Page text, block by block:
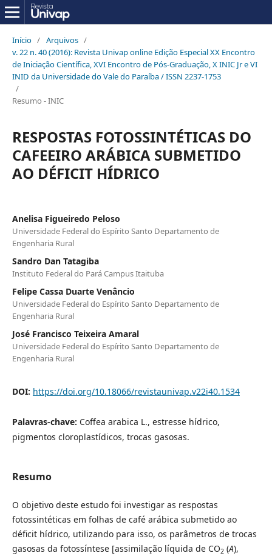
Início / Arquivos /
v. 22 n. 40 (2016): Revista Univap online Edição Especial XX Encontro
de Iniciação Científica, XVI Encontro de Pós-Graduação, X INIC Jr e VI
INID da Universidade do Vale do Paraíba / ISSN 2237-1753
/
Resumo - INIC
RESPOSTAS FOTOSSINTÉTICAS DO
CAFEEIRO ARÁBICA SUBMETIDO
AO DÉFICIT HÍDRICO
Anelisa Figueiredo Peloso
Universidade Federal do Espírito Santo Departamento de
Engenharia Rural
Sandro Dan Tatagiba
Instituto Federal do Pará Campus Itaituba
Felipe Cassa Duarte Venâncio
Universidade Federal do Espírito Santo Departamento de
Engenharia Rural
José Francisco Teixeira Amaral
Universidade Federal do Espírito Santo Departamento de
Engenharia Rural
DOI: https://doi.org/10.18066/revistaunivap.v22i40.1534
Palavras-chave: Coffea arabica L., estresse hídrico,
pigmentos cloroplastídicos, trocas gasosas.
Resumo
O objetivo deste estudo foi investigar as respostas
fotossintéticas em folhas de café arábica submetido ao
déficit hídrico, utilizando para isso, os parâmetros de trocas
gasosas da fotossíntese [assimilação líquida de CO2 (A),